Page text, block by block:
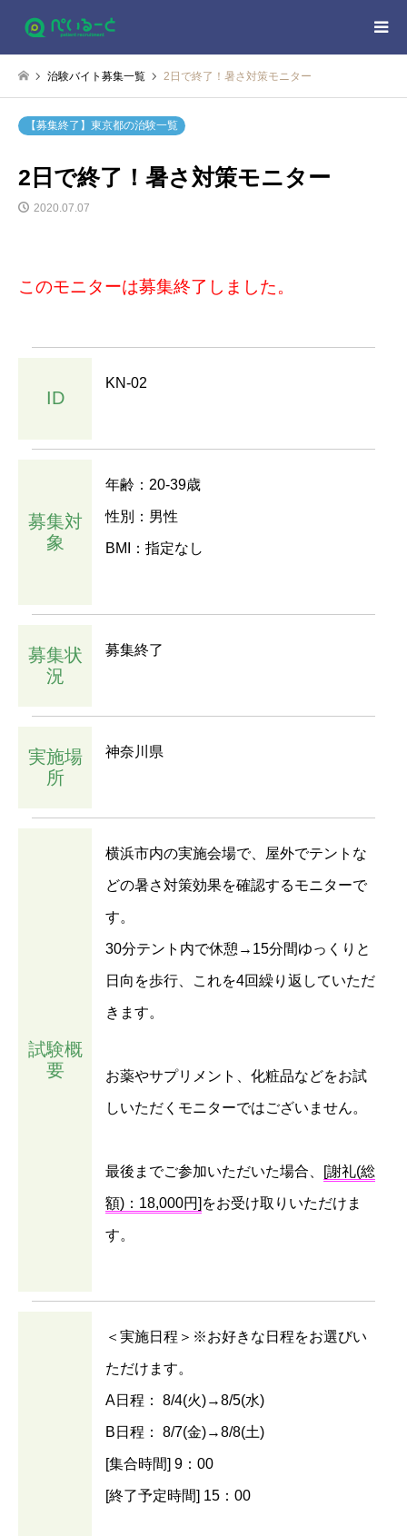
治験バイト募集一覧 2日で終了！暑さ対策モニター
【募集終了】東京都の治験一覧
2日で終了！暑さ対策モニター
2020.07.07
このモニターは募集終了しました。
ID
KN-02
募集対
象
年齢：20-39歳
性別：男性
BMI：指定なし
募集状
況
募集終了
実施場
所
神奈川県
試験概
要
横浜市内の実施会場で、屋外でテントな
どの暑さ対策効果を確認するモニターで
す。
30分テント内で休憩→15分間ゆっくりと
日向を歩行、これを4回繰り返していただ
きます。
お薬やサプリメント、化粧品などをお試
しいただくモニターではございません。
最後までご参加いただいた場合、 [謝礼(総
額)：18,000円] をお受け取りいただけま
す。
＜実施日程＞※お好きな日程をお選びい
ただけます。
A日程： 8/4(火)→8/5(水)
B日程： 8/7(金)→8/8(土)
[集合時間] 9：00
[終了予定時間] 15：00